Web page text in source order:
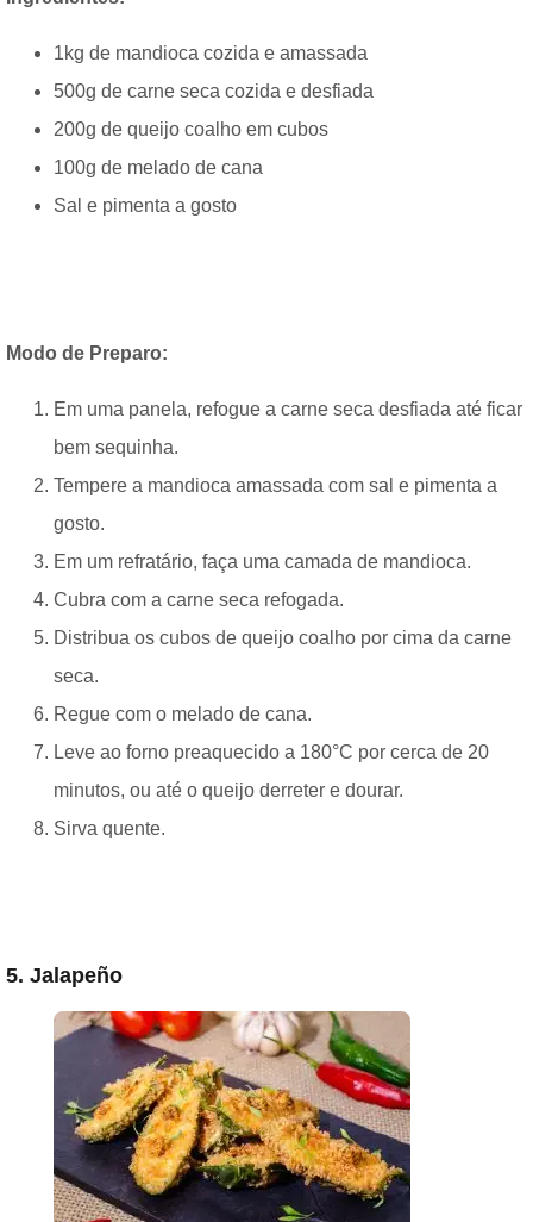
1kg de mandioca cozida e amassada
500g de carne seca cozida e desfiada
200g de queijo coalho em cubos
100g de melado de cana
Sal e pimenta a gosto
Modo de Preparo:
Em uma panela, refogue a carne seca desfiada até ficar
bem sequinha.
Tempere a mandioca amassada com sal e pimenta a
gosto.
Em um refratário, faça uma camada de mandioca.
Cubra com a carne seca refogada.
Distribua os cubos de queijo coalho por cima da carne
seca.
Regue com o melado de cana.
Leve ao forno preaquecido a 180°C por cerca de 20
minutos, ou até o queijo derreter e dourar.
Sirva quente.
5. Jalapeño